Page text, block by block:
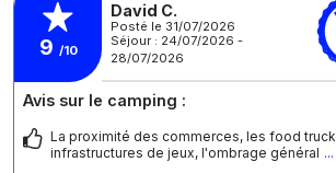
9 /10
David C.
Posté le 31/07/2026
Séjour : 24/07/2026 -
28/07/2026
Avis sur le camping :
La proximité des commerces, les food
infrastructures de jeux, l'ombrage général